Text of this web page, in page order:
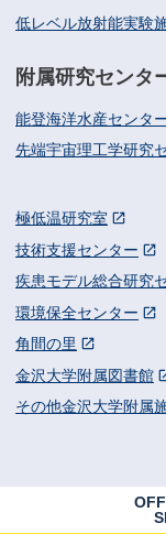
低レベル放射能実験
附属研究センタ
能登海洋水産センタ
先端宇宙理工学研究
極低温研究室
技術支援センター
疾患モデル総合研究
環境保全センター
角間の里
金沢大学附属図書館
その他金沢大学附属